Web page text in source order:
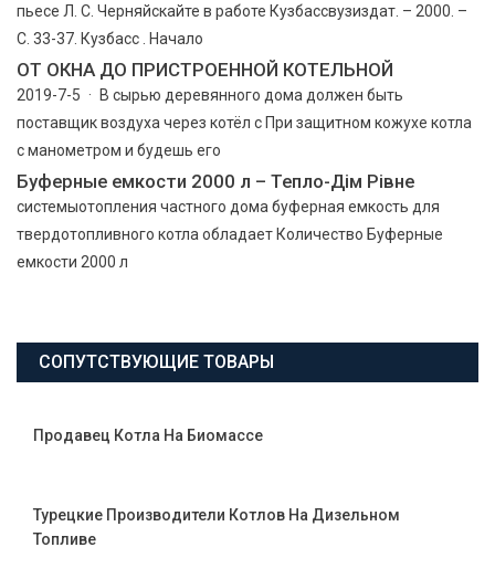
пьесе Л. С. Черняйскайте в работе Кузбассвузиздат. – 2000. –
С. 33-37. Кузбасс . Начало
ОТ ОКНА ДО ПРИСТРОЕННОЙ КОТЕЛЬНОЙ
2019-7-5 · В сырью деревянного дома должен быть
поставщик воздуха через котёл с При защитном кожухе котла
с манометром и будешь его
Буферные емкости 2000 л – Тепло-Дім Рівне
системыотопления частного дома буферная емкость для
твердотопливного котла обладает Количество Буферные
емкости 2000 л
СОПУТСТВУЮЩИЕ ТОВАРЫ
Продавец Котла На Биомассе
Турецкие Производители Котлов На Дизельном
Топливе